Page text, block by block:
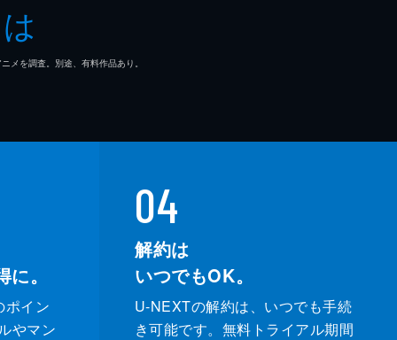
を調査。別途、有料作品あり。
。
ポイン
やマン
04
解約は
いつでもOK。
U-NEXTの解約は、いつでも手続
き可能です。無料トライアル期間